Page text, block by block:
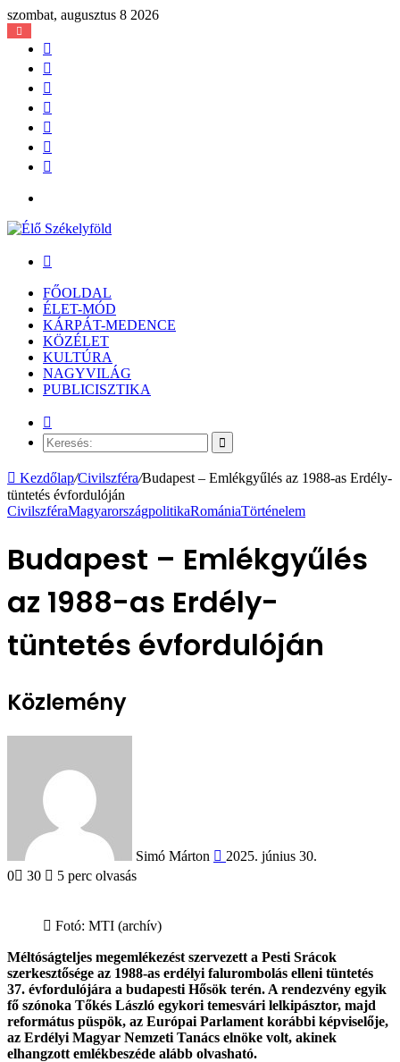
szombat, augusztus 8 2026
FŐOLDAL
ÉLET-MÓD
KÁRPÁT-MEDENCE
KÖZÉLET
KULTÚRA
NAGYVILÁG
PUBLICISZTIKA
cikk
Keresés:
Kezdőlap/Civilszféra/Budapest – Emlékgyűlés az 1988-as Erdély-
tüntetés évfordulóján
CivilszféraMagyarországpolitikaRomániaTörténelem
Budapest – Emlékgyűlés
az 1988-as Erdély-
tüntetés évfordulóján
Közlemény
Simó Márton
2025. június 30.
0
30 5 perc olvasás
Fotó: MTI (archív)
Méltóságteljes megemlékezést szervezett a Pesti Srácok
szerkesztősége az 1988-as erdélyi falurombolás elleni tüntetés
37. évfordulójára a budapesti Hősök terén. A rendezvény egyik
fő szónoka Tőkés László egykori temesvári lelkipásztor, majd
református püspök, az Európai Parlament korábbi képviselője,
az Erdélyi Magyar Nemzeti Tanács elnöke volt, akinek
elhangzott emlékbeszéde alább olvasható.